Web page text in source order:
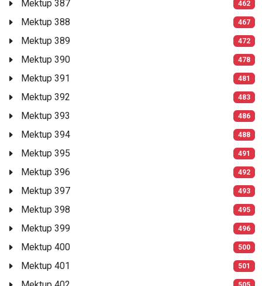
Mektup 387 462
Mektup 388 467
Mektup 389 472
Mektup 390 478
Mektup 391 481
Mektup 392 483
Mektup 393 486
Mektup 394 488
Mektup 395 491
Mektup 396 492
Mektup 397 493
Mektup 398 495
Mektup 399 496
Mektup 400 500
Mektup 401 501